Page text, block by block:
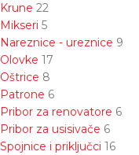
Krune 22
Mikseri 5
Nareznice - ureznice 9
Olovke 17
Oštrice 8
Patrone 6
Pribor za renovatore 6
Pribor za usisivače 6
Spojnice i priključci 16